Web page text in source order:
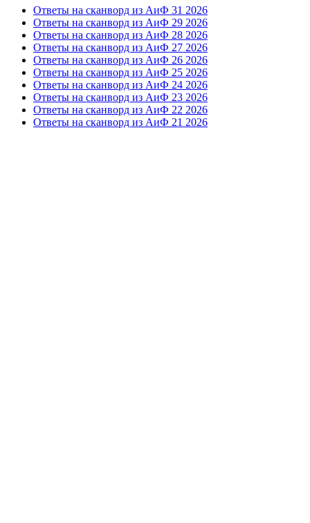
Ответы на сканворд из АиФ 31 2026
Ответы на сканворд из АиФ 29 2026
Ответы на сканворд из АиФ 28 2026
Ответы на сканворд из АиФ 27 2026
Ответы на сканворд из АиФ 26 2026
Ответы на сканворд из АиФ 25 2026
Ответы на сканворд из АиФ 24 2026
Ответы на сканворд из АиФ 23 2026
Ответы на сканворд из АиФ 22 2026
Ответы на сканворд из АиФ 21 2026